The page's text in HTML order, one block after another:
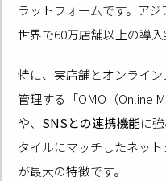
ラットフォームです。ア
世界で60万店舗以上の導入
特に、実店舗とオンライ
管理する「OMO（Online
や、 SNSとの連携機能に
タイルにマッチしたネッ
が最大の特徴です。